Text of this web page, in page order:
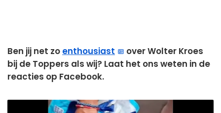
Ben jij net zo enthousiast
over Wolter Kroes
bij de Toppers als wij? Laat het ons weten in de
reacties op Facebook.